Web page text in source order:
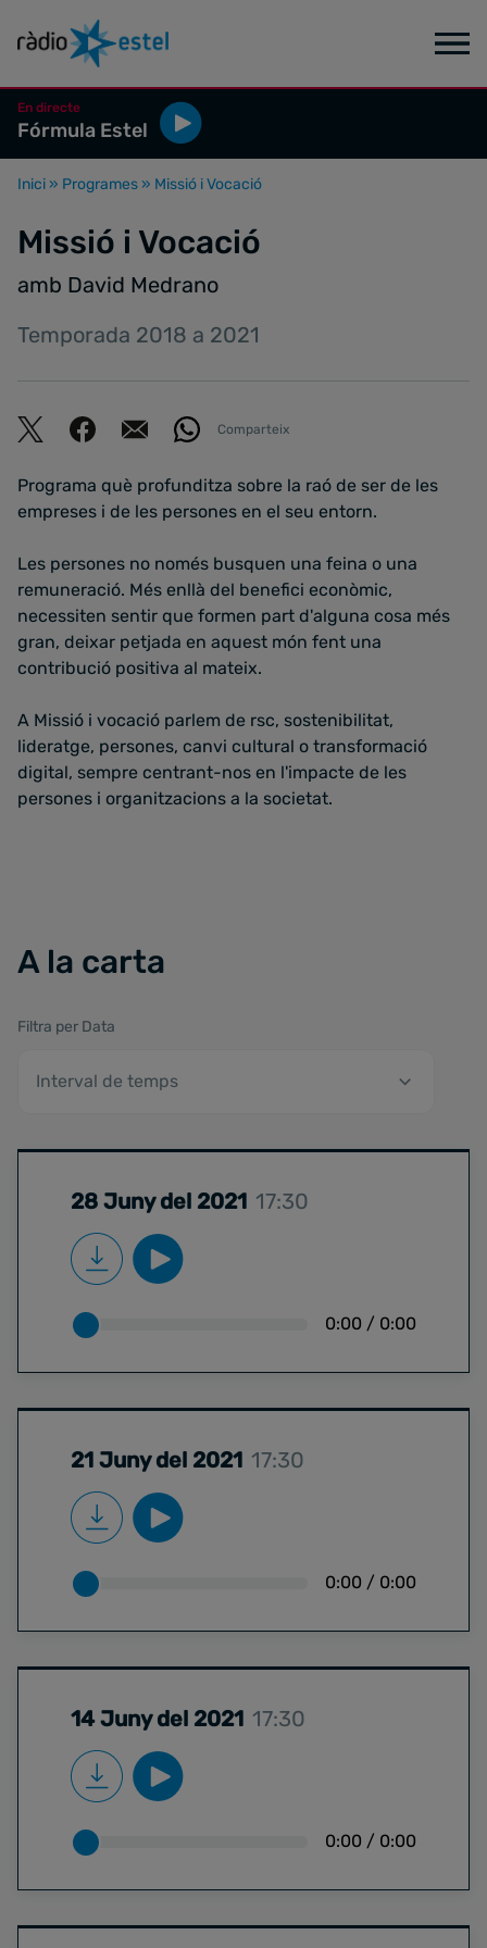
En directe
Fórmula Estel
Inici » Programes » Missió i Vocació
Missió i Vocació
amb David Medrano
Temporada 2018 a 2021
Comparteix
Programa què profunditza sobre la raó de ser de les
empreses i de les persones en el seu entorn.
Les persones no només busquen una feina o una
remuneració. Més enllà del benefici econòmic,
necessiten sentir que formen part d'alguna cosa més
gran, deixar petjada en aquest món fent una
contribució positiva al mateix.
A Missió i vocació parlem de rsc, sostenibilitat,
lideratge, persones, canvi cultural o transformació
digital, sempre centrant-nos en l'impacte de les
persones i organitzacions a la societat.
A la carta
28 Juny del 2021 17:30
0:00 / 0:00
21 Juny del 2021 17:30
0:00 / 0:00
14 Juny del 2021 17:30
0:00 / 0:00
Filtra per Data